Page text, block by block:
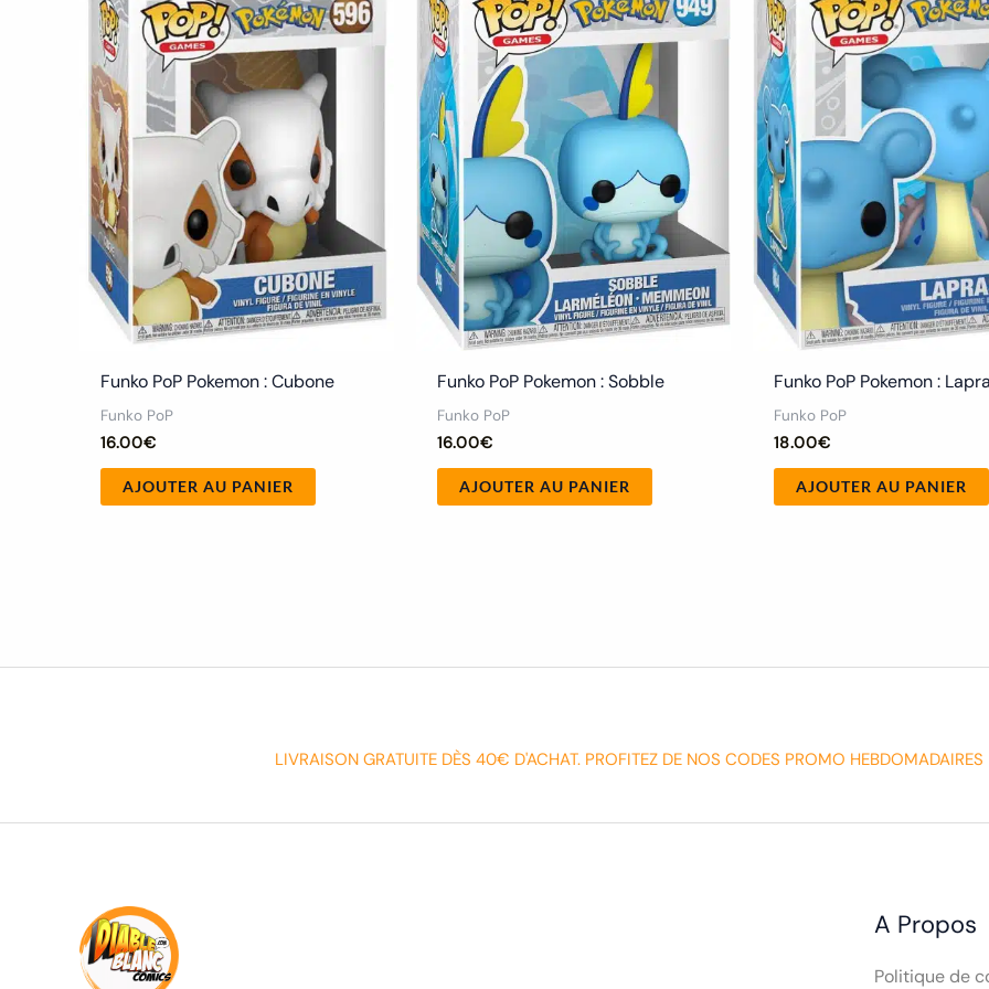
Funko PoP Pokemon : Cubone
Funko PoP
16.00€
AJOUTER AU PANIER
Funko PoP Pokemon : Sobble
Funko PoP
16.00€
AJOUTER AU PANIER
Funko PoP Pokemon :
Funko PoP
18.00€
AJOUTER AU PANIER
LIVRAISON GRATUITE DÈS 40€ D'ACHAT. PROFITEZ DE NOS CODES PROMO HEBDOMADAIRES
A Propos
Politique de